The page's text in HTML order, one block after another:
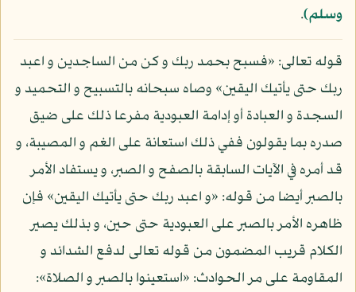
وسلم).
قوله تعالى: «فسبح بحمد ربك و كن من الساجدين و اعبد
ربك حتى يأتيك اليقين» وصاه سبحانه بالتسبيح و التحميد و
السجدة و العبادة أو إدامة العبودية مفرعا ذلك على ضيق
صدره بما يقولون ففي ذلك استعانة على الغم و المصيبة، و
قد أمره في الآيات السابقة بالصفح و الصبر، و يستفاد الأمر
بالصبر أيضا من قوله: «و اعبد ربك حتى يأتيك اليقين» فإن
ظاهره الأمر بالصبر على العبودية حتى حين، و بذلك يصير
الكلام قريب المضمون من قوله تعالى لدفع الشدائد و
المقاومة على مر الحوادث: «استعينوا بالصبر و الصلاة»: